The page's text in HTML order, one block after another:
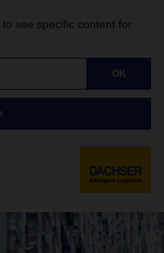
see specific content for
OK